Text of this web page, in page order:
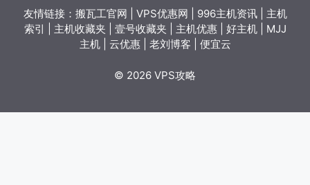
友情链接： 搬瓦工官网 VPS优惠网 996主机资讯| 主机
索引
主机收藏夹 壹号收藏夹 主机优惠| 好主机| MJJ
主机| 云优惠| 老刘博客 便宜云
© 2026 VPS攻略